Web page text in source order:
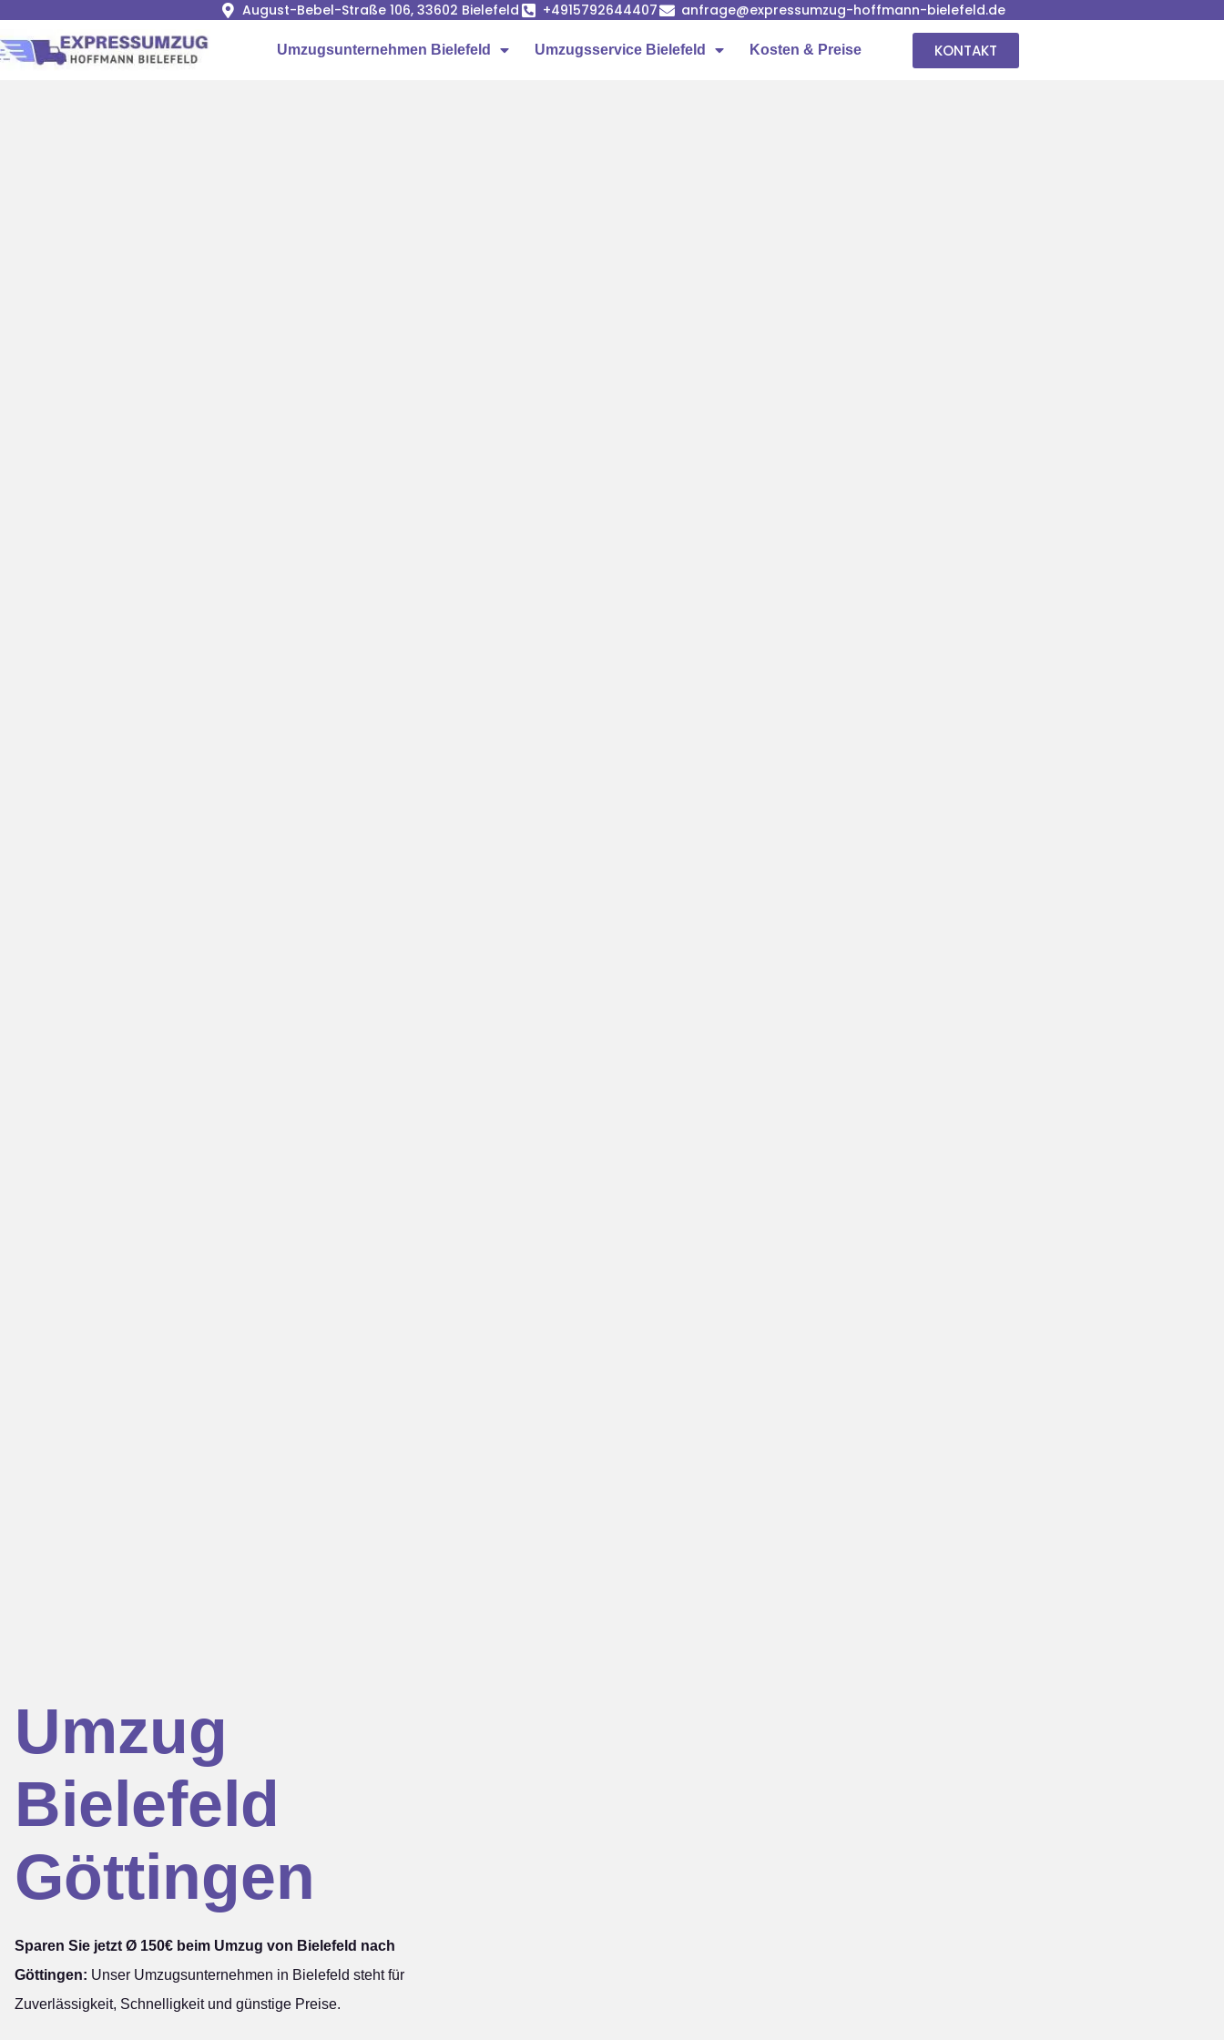
August-Bebel-Straße 106, 33602 Bielefeld +4915792644407 anfrage@expressumzug-hoffmann-bielefeld.de
Umzugsunternehmen Bielefeld Umzugsservice Bielefeld Kosten & Preise KONTAKT
Umzug
Bielefeld
Göttingen
Sparen Sie jetzt Ø 150€ beim Umzug von Bielefeld nach
Göttingen: Unser Umzugsunternehmen in Bielefeld steht für
Zuverlässigkeit, Schnelligkeit und günstige Preise.